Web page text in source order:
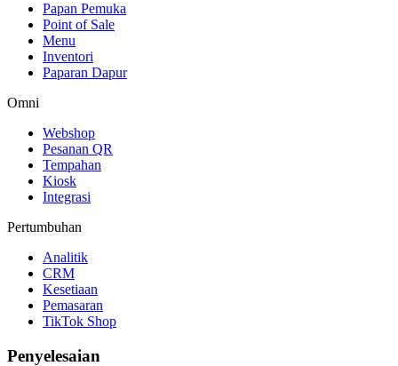
Papan Pemuka
Point of Sale
Menu
Inventori
Paparan Dapur
Omni
Webshop
Pesanan QR
Tempahan
Kiosk
Integrasi
Pertumbuhan
Analitik
CRM
Kesetiaan
Pemasaran
TikTok Shop
Penyelesaian